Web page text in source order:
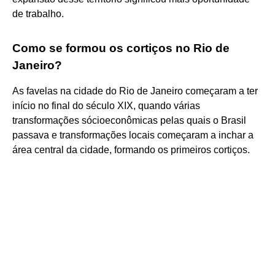
de trabalho.
Como se formou os cortiços no Rio de
Janeiro?
As favelas na cidade do Rio de Janeiro começaram a ter
início no final do século XIX, quando várias
transformações sócioeconômicas pelas quais o Brasil
passava e transformações locais começaram a inchar a
área central da cidade, formando os primeiros cortiços.